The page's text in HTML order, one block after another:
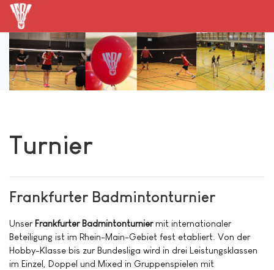
Turnier
Frankfurter Badmintonturnier
Unser Frankfurter Badmintonturniermit internationaler
Beteiligung ist im Rhein-Main-Gebiet fest etabliert. Von der
Hobby-Klasse bis zur Bundesliga wird in drei Leistungsklassen
im Einzel, Doppel und Mixed in Gruppenspielen mit